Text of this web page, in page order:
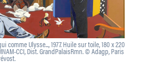
comme Ulysse..., 1977. Huile sur toile, 180 x 220
CCI, Dist. GrandPalaisRmn. © Adagp, Paris